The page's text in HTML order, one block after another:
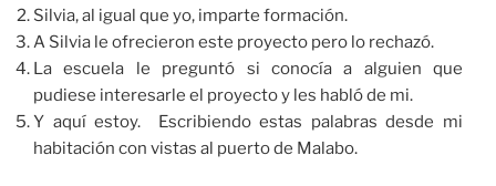
Silvia, al igual que yo, imparte formación.
A Silvia le ofrecieron este proyecto pero lo rechazó.
La escuela le preguntó si conocía a alguien que
pudiese interesarle el proyecto y les habló de mi.
Y aquí estoy. Escribiendo estas palabras desde mi
habitación con vistas al puerto de Malabo.